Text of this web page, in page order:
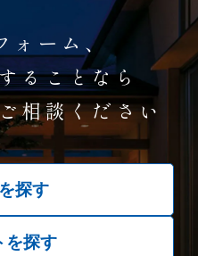
ォーム、
ることなら
相談ください
探す
を探す